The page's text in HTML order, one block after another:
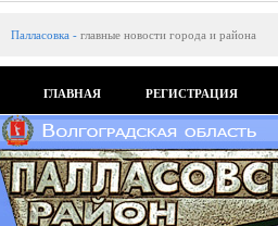
Палласовка - главные новости города и района
ГЛАВНАЯ РЕГИСТРАЦИЯ